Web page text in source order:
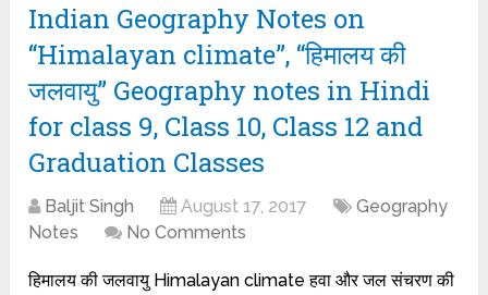
Indian Geography Notes on
“Himalayan climate”, “हिमालय की
जलवायु” Geography notes in Hindi
for class 9, Class 10, Class 12 and
Graduation Classes
Baljit Singh August 17, 2017
Geography
Notes
No Comments
हिमालय की जलवायु Himalayan climate हवा और जल संचरण की